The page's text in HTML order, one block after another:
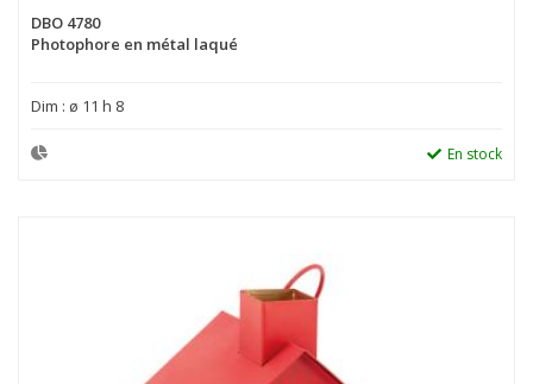
DBO 4780
Photophore en métal laqué
Dim : ø 11 h 8
En stock